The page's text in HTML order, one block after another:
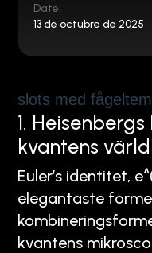
Date:
13 de octubre de 2025
slots med
1.
kvantens värld
Euler’s identitet,
elegantaste
kvantens